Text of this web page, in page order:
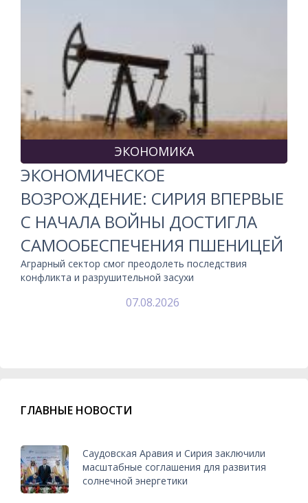
ЭКОНОМИКА
ЭКОНОМИЧЕСКОЕ
ВОЗРОЖДЕНИЕ: СИРИЯ ВПЕРВЫЕ
С НАЧАЛА ВОЙНЫ ДОСТИГЛА
САМООБЕСПЕЧЕНИЯ ПШЕНИЦЕЙ
Аграрный сектор смог преодолеть последствия
конфликта и разрушительной засухи
07.08.2026
ГЛАВНЫЕ НОВОСТИ
Саудовская Аравия и Сирия заключили
масштабные соглашения для развития
солнечной энергетики